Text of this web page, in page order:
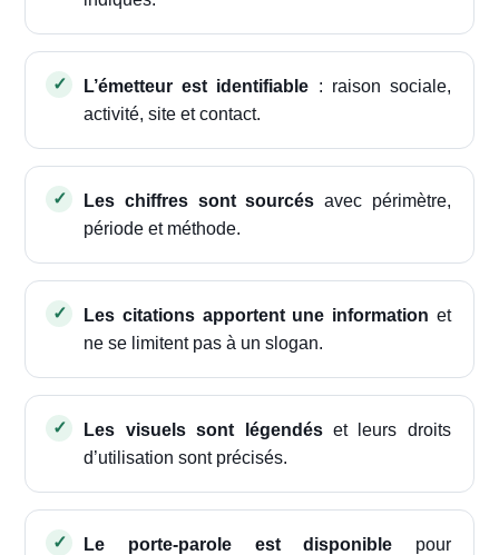
L’émetteur est identifiable : raison sociale,
activité, site et contact.
Les chiffres sont sourcés avec périmètre,
période et méthode.
Les citations apportent une information et
ne se limitent pas à un slogan.
Les visuels sont légendéset leurs droits
d’utilisation sont précisés.
Le porte-parole est disponible pour